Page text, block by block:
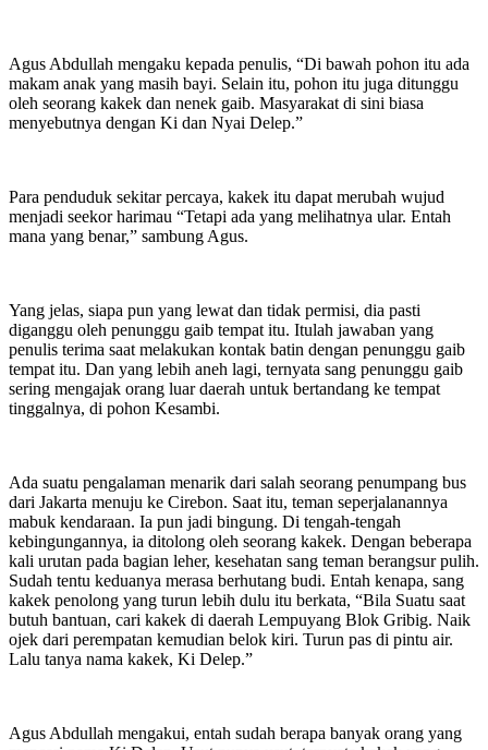
Agus Abdullah mengaku kepada penulis, “Di bawah pohon itu ada
makam anak yang masih bayi. Selain itu, pohon itu juga ditunggu
oleh seorang kakek dan nenek gaib. Masyarakat di sini biasa
menyebutnya dengan Ki dan Nyai Delep.”
Para penduduk sekitar percaya, kakek itu dapat merubah wujud
menjadi seekor harimau “Tetapi ada yang melihatnya ular. Entah
mana yang benar,” sambung Agus.
Yang jelas, siapa pun yang lewat dan tidak permisi, dia pasti
diganggu oleh penunggu gaib tempat itu. Itulah jawaban yang
penulis terima saat melakukan kontak batin dengan penunggu gaib
tempat itu. Dan yang lebih aneh lagi, ternyata sang penunggu gaib
sering mengajak orang luar daerah untuk bertandang ke tempat
tinggalnya, di pohon Kesambi.
Ada suatu pengalaman menarik dari salah seorang penumpang bus
dari Jakarta menuju ke Cirebon. Saat itu, teman seperjalanannya
mabuk kendaraan. Ia pun jadi bingung. Di tengah-tengah
kebingungannya, ia ditolong oleh seorang kakek. Dengan beberapa
kali urutan pada bagian leher, kesehatan sang teman berangsur pulih.
Sudah tentu keduanya merasa berhutang budi. Entah kenapa, sang
kakek penolong yang turun lebih dulu itu berkata, “Bila Suatu saat
butuh bantuan, cari kakek di daerah Lempuyang Blok Gribig. Naik
ojek dari perempatan kemudian belok kiri. Turun pas di pintu air.
Lalu tanya nama kakek, Ki Delep.”
Agus Abdullah mengakui, entah sudah berapa banyak orang yang